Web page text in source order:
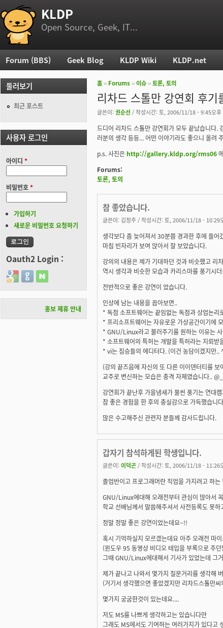
부 메뉴 KLDP
Open Source, Geek, IT...
현재 위치
홈 ›› Forums ››이슈 ››토론, 토의
리차드 스톨만 강연회 후기
글쓴이: 권순선 / 작성시간: 토, 2006/11/18 - 9:45오후
드디어 리차드 스톨만 강연회가 모두 끝났습니다
러분의 생각 등등... 어떤 이야기라도 좋으니 올려
p.s. 사진은 http://gallery.kldp.org/rms06
Forums:
토론, 토의
참 좋았습니다.
글쓴이: 김정주 / 작성시간: 토, 2006/11/18 - 10:29
생각보다 좀 늦어져서 30분쯤 경과한 후에 들어
마침 빈자리가 보여 앉아서 잘 보았습니다.
강의의 내용은 제가 기대하던 것과 비슷했고 리
역시 생각과 비슷한 모습과 카리스마를 풍기시
전반적으로 좋은 강연이 었습니다.
인상에 남는 내용을 꼽아보면..
* 독점 소프트웨어는 끝임없는 독점과 상업논
* 프리소프트웨어는 자유로운 가상공간이기에
* GNU/Linux라고 불러주기를 원하는 이유는
* 소프트웨어의 특허는 개발을 특허라는 지뢰받
* vi는 짐승들의 에디터다. (이건 농담이겠지만
(강의 끝즈음에 자신의 또 다른 이이덴터티를
교주로 변신하는 모습은 충격 자체였습니다..
강연회가 끝난후 가을냄새가 물씬 풍기는 연대
참 좋은 경험을 한 후의 충실감으로 가득했습니
많은 수고해주신 관련자 분들께 감사드립니다.
갑자기 참석하게된 학생입니다.
글쓴이: 이덕곤 / 작성시간: 토, 2006/11/18 - 11:26
졸업반이고 프로그래머란 직업을 가지려고 하는
GNU/Linux에대해 오래전부터 관심이 많아서
학교 선배님께서 말씀해주셔서 사전등록도 못
정말 정말 좋은 강연이었는데요~!!
혹시 기억하실지 모르겠는데요 아주 오래전 마
(윈도우 95 동영상 비디오 테입을 부록으로 주
그때 GNU/Linux에대해서 기사가 있었는데 그
제가 끝나고 나와서 몇가지 질문거리를 생각해
(거기서 생각했으면 좋았겠지만 리차드스톨만
몇가지 궁굼한것이 있는데요....
저도 MS를 나쁘게 생각하고는 있습니다만
그래도 MS에서도 기여하는 여러가지가 있다고
주 메뉴
Forum (BBS) Geek Blog KLDP Wiki KLDP.net
둘러보기
최근 포스트
사용자 로그인
아이디 *
비밀번호*
가입하기
새로운 비밀번호 요청하기
Oauth2 Login :
Login with Google
Login with GitHub
Login with Naver
홍보 제휴 안내